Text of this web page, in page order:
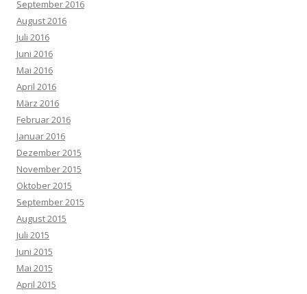
September 2016
August 2016
Juli 2016
Juni 2016
Mai 2016
April 2016
März 2016
Februar 2016
Januar 2016
Dezember 2015
November 2015
Oktober 2015
September 2015
August 2015
Juli 2015
Juni 2015
Mai 2015
April 2015